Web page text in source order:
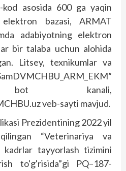
kod asosida 600 ga yaqin
bazasi, ARMAT
adabiyotning elektron
bir talaba uchun alohida
Litsey, texnikumlar va
bot kanali,
veb-sayti mavjud.
Prezidentining 2022 yil
“Veterinariya va
kadrlar tayyorlash tizimini
to'g'risida”gi PQ–187-